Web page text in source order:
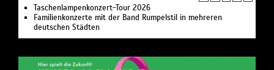
Taschenlampenkonzert-Tour 2026
Familienkonzerte mit der Band Rumpelstil in mehreren
deutschen Städten